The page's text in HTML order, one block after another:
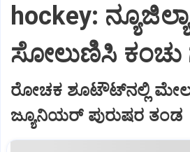
hockey:
ಸೋಲುಣಿಸಿ ಕಂಚು
ರೋಚಕ ಶೂಟೌಟ್‌ನಲ್ಲಿ
ಜ್ಯೂನಿಯರ್ ಪುರುಷರ ತಂಡ